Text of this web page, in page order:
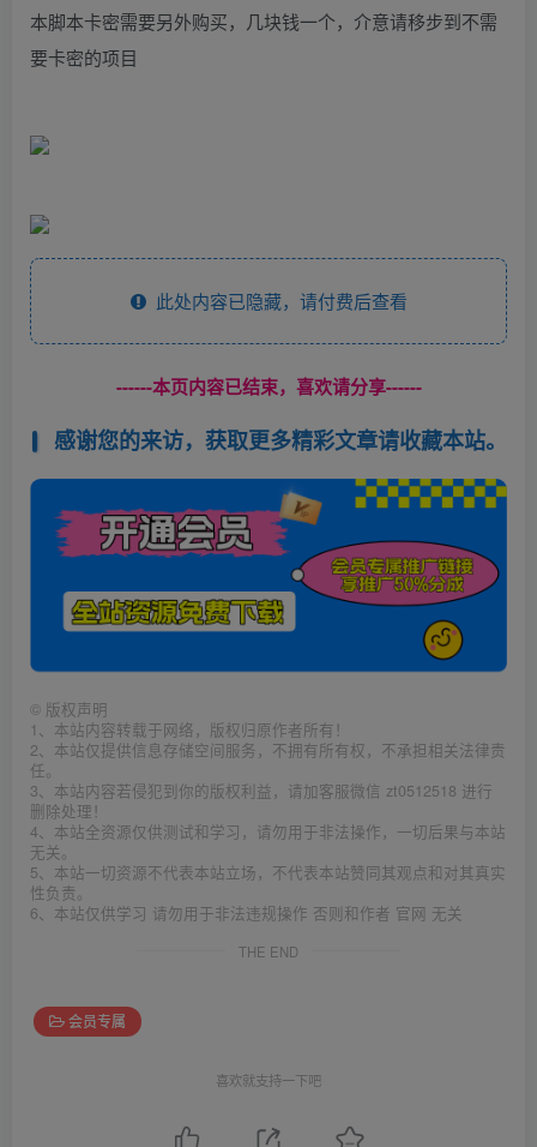
本脚本卡密需要另外购买，几块钱一个，介意请移步到不需
要卡密的项目
此处内容已隐藏，请付费后查看
------本页内容已结束，喜欢请分享------
感谢您的来访，获取更多精彩文章请收藏本站。
© 版权声明
1、本站内容转载于网络，版权归原作者所有！
2、本站仅提供信息存储空间服务，不拥有所有权，不承担相关法律责
任。
3、本站内容若侵犯到你的版权利益，请加客服微信 zt0512518 进行
删除处理！
4、本站全资源仅供测试和学习，请勿用于非法操作，一切后果与本站
无关。
5、本站一切资源不代表本站立场，不代表本站赞同其观点和对其真实
性负责。
6、本站仅供学习 请勿用于非法违规操作 否则和作者 官网 无关
THE END
会员专属
喜欢就支持一下吧